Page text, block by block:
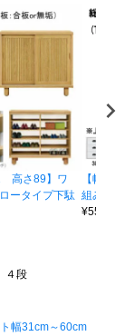
高さ89】ワ
ータイプ下駄
【幅
組み合
¥55,000
４段
幅31cm～60cm